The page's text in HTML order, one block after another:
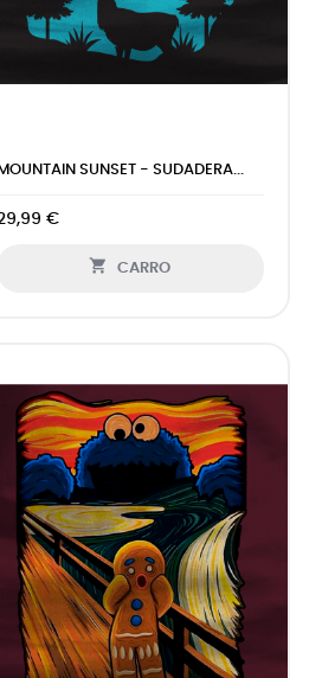
MOUNTAIN SUNSET - SUDADERA...
€
 CARRO